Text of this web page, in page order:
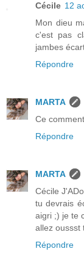
Cécile 12
Mon dieu
c'est pas
jambes
Répondre
MARTA
Ce
Répondre
MARTA
Cécile
tu devrais
aigri ;) je te
allez oussst
Répondre